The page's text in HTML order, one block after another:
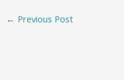
← Previous Post